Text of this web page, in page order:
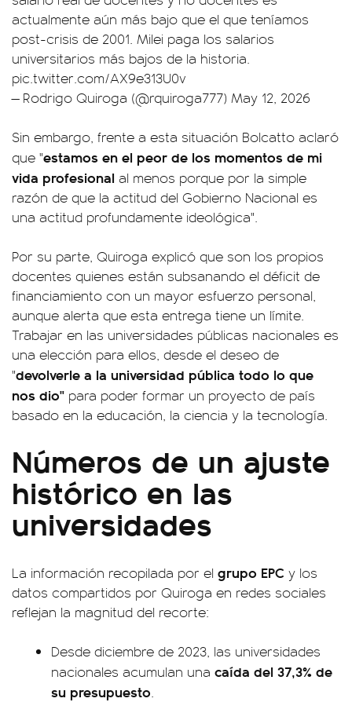
actualmente aún más bajo que el que teníamos
post-crisis de 2001. Milei paga los salarios
universitarios más bajos de la historia.
pic.twitter.com/AX9e313U0v
— Rodrigo Quiroga (@rquiroga777) May 12, 2026
Sin embargo, frente a esta situación Bolcatto aclaró
que "estamos en el peor de los momentos de mi
vida profesional al menos porque por la simple
razón de que la actitud del Gobierno Nacional es
una actitud profundamente ideológica".
Por su parte, Quiroga explicó que son los propios
docentes quienes están subsanando el déficit de
financiamiento con un mayor esfuerzo personal,
aunque alerta que esta entrega tiene un límite.
Trabajar en las universidades públicas nacionales es
una elección para ellos, desde el deseo de
"devolverle a la universidad pública todo lo que
nos dio" para poder formar un proyecto de país
basado en la educación, la ciencia y la tecnología.
Números de un ajuste
histórico en las
universidades
La información recopilada por el grupo EPC y los
datos compartidos por Quiroga en redes sociales
reflejan la magnitud del recorte:
Desde diciembre de 2023, las universidades
nacionales acumulan una caída del 37,3% de
su presupuesto.